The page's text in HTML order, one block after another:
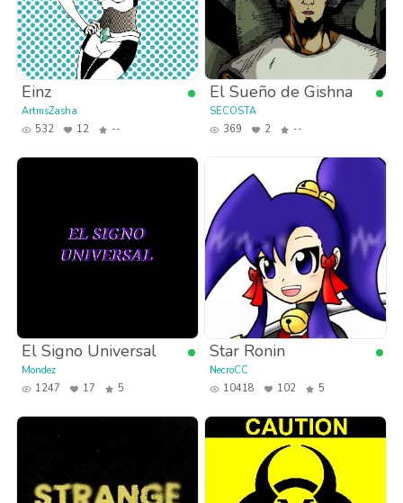
Einz
ArtmsZasha
532
12 --
El Sueño de Gishna
SECOSTA
369
2 --
El Signo Universal
Mondez
1247
17 5
Star Ronin
NecroCC
10418
102 5